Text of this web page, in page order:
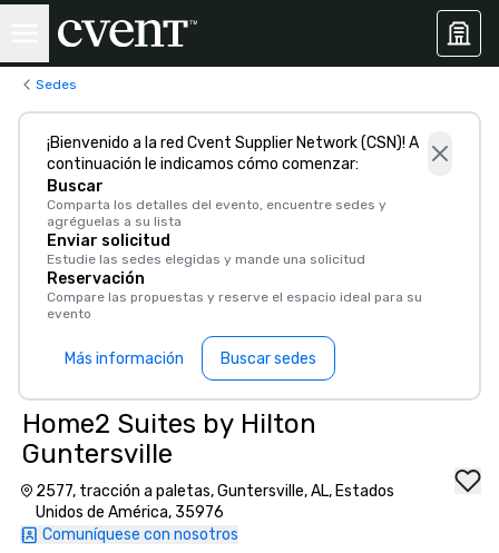
Sedes
¡Bienvenido a la red Cvent Supplier Network (CSN)! A
continuación le indicamos cómo comenzar:
Buscar
Comparta los detalles del evento, encuentre sedes y
agréguelas a su lista
Enviar solicitud
Estudie las sedes elegidas y mande una solicitud
Reservación
Compare las propuestas y reserve el espacio ideal para su
evento
Más información Buscar sedes
Home2 Suites by Hilton
Guntersville
2577, tracción a paletas, Guntersville, AL, Estados
Unidos de América, 35976
Comuníquese con nosotros